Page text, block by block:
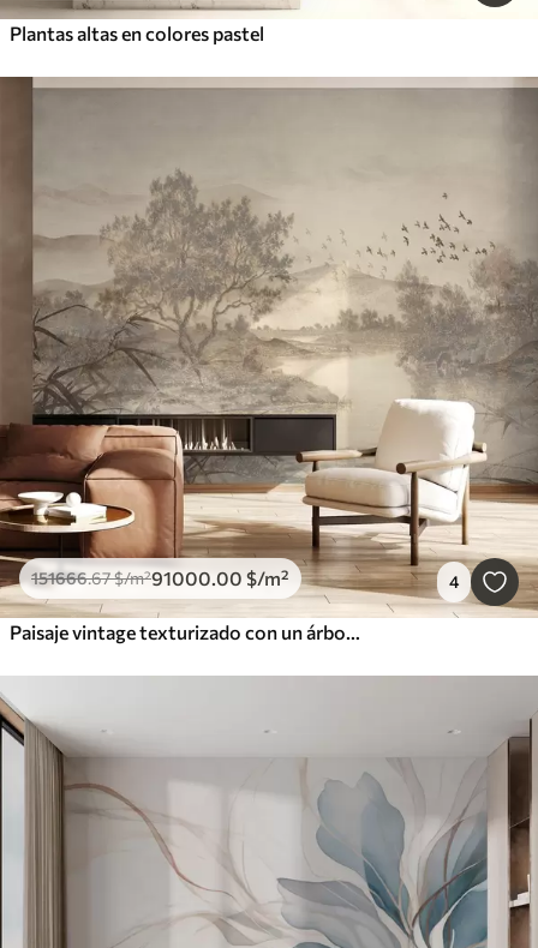
Plantas altas en colores pastel
151666.67$/m²91000.00 $/m² 4
Paisaje vintage texturizado con un árbol cerca de un río y un cielo nublado, arte de la naturaleza en tonos sepia